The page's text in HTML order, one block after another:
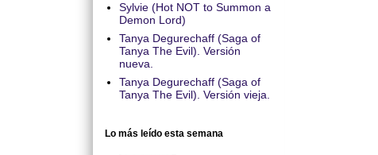
Sylvie (Hot NOT to Summon a
Demon Lord)
Tanya Degurechaff (Saga of
Tanya The Evil). Versión
nueva.
Tanya Degurechaff (Saga of
Tanya The Evil). Versión vieja.
Lo más leído esta semana